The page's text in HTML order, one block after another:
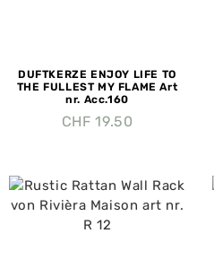
DUFTKERZE ENJOY LIFE TO
THE FULLEST MY FLAME Art
nr. Acc.160
CHF 19.50